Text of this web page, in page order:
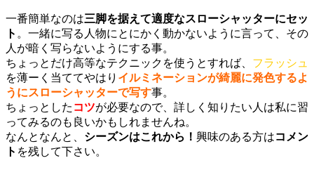
一番簡単なのは三脚を据えて適度なスローシャッターにセッ
ト 。一緒に写る人物にとにかく動かないように言って、その
人が暗く写らないようにする事。
ちょっとだけ高等なテクニックを使うとすれば、 フラッシュ
を薄ーく当ててやはり イルミネーションが綺麗に発色するよ
うにスローシャッターで写す事。
ちょっとした コツが必要なので、詳しく知りたい人は私に習
ってみるのも良いかもしれませんね。
なんとなんと、 シーズンはこれから！ 興味のある方はコメン
ト を残して下さい。